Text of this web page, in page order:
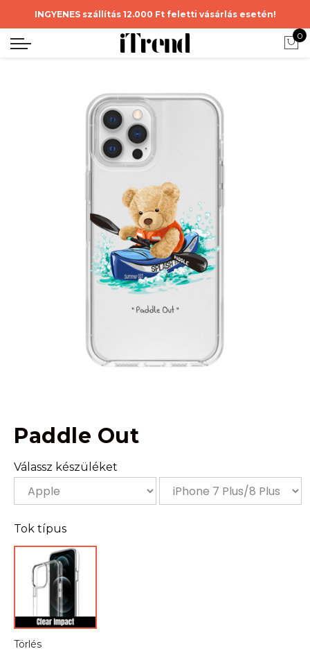
INGYENES szállítás 12.000 Ft feletti vásárlás esetén!
0
Paddle Out
Válassz készüléket
Tok típus
Törlés